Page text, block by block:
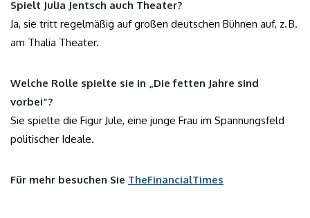
Spielt Julia Jentsch auch Theater?
Ja, sie tritt regelmäßig auf großen deutschen Bühnen auf, z. B.
am Thalia Theater.
Welche Rolle spielte sie in „Die fetten Jahre sind
vorbei“?
Sie spielte die Figur Jule, eine junge Frau im Spannungsfeld
politischer Ideale.
Für mehr besuchen Sie TheFinancialTimes